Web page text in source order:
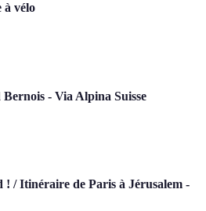
à vélo
- Via Alpina Suisse
/ Itinéraire de Paris à Jérusalem -